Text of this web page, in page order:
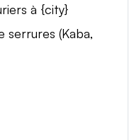
à {city}
(Kaba,